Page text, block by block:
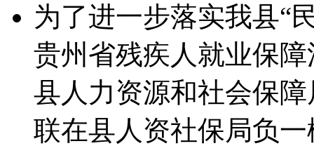
为了进一步落实我县“
贵州省残疾人就业保
县人力资源和社会保
联在县人资社保局负